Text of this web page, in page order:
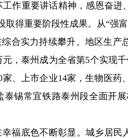
作重要讲话精神，感恩奋进
取得重要阶段性成果。从“强富
合实力持续攀升。地区生产
元，泰州成为全省第5个实现
、上市企业14家，生物医
泰锡常宜铁路泰州段全面开
幸福底色不断彰显。城乡居